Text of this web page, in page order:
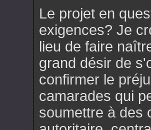
Le projet en
exigences? Je
lieu de faire
grand désir de
confirmer le
camarades qui
soumettre à des